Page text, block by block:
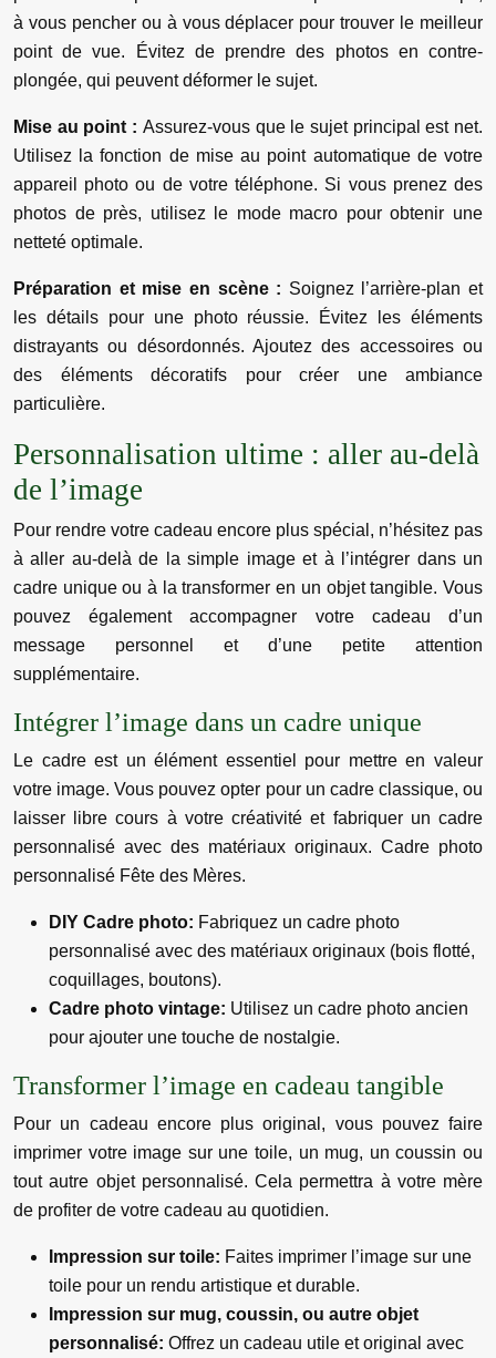
à vous pencher ou à vous déplacer pour trouver le meilleur
point de vue. Évitez de prendre des photos en contre-
plongée, qui peuvent déformer le sujet.
Mise au point : Assurez-vous que le sujet principal est net.
Utilisez la fonction de mise au point automatique de votre
appareil photo ou de votre téléphone. Si vous prenez des
photos de près, utilisez le mode macro pour obtenir une
netteté optimale.
Préparation et mise en scène : Soignez l’arrière-plan et
les détails pour une photo réussie. Évitez les éléments
distrayants ou désordonnés. Ajoutez des accessoires ou
des éléments décoratifs pour créer une ambiance
particulière.
Personnalisation ultime : aller au-delà
de l’image
Pour rendre votre cadeau encore plus spécial, n’hésitez pas
à aller au-delà de la simple image et à l’intégrer dans un
cadre unique ou à la transformer en un objet tangible. Vous
pouvez également accompagner votre cadeau d’un
message personnel et d’une petite attention
supplémentaire.
Intégrer l’image dans un cadre unique
Le cadre est un élément essentiel pour mettre en valeur
votre image. Vous pouvez opter pour un cadre classique, ou
laisser libre cours à votre créativité et fabriquer un cadre
personnalisé avec des matériaux originaux. Cadre photo
personnalisé Fête des Mères.
DIY Cadre photo: Fabriquez un cadre photo
personnalisé avec des matériaux originaux (bois flotté,
coquillages, boutons).
Cadre photo vintage: Utilisez un cadre photo ancien
pour ajouter une touche de nostalgie.
Transformer l’image en cadeau tangible
Pour un cadeau encore plus original, vous pouvez faire
imprimer votre image sur une toile, un mug, un coussin ou
tout autre objet personnalisé. Cela permettra à votre mère
de profiter de votre cadeau au quotidien.
Impression sur toile: Faites imprimer l’image sur une
toile pour un rendu artistique et durable.
Impression sur mug, coussin, ou autre objet
personnalisé: Offrez un cadeau utile et original avec